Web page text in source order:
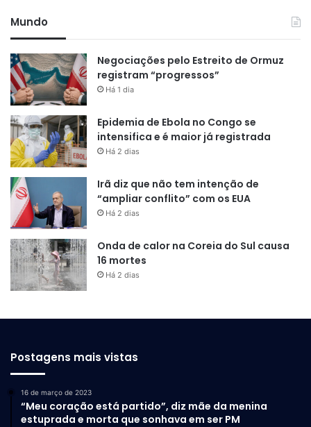
Mundo
Negociações pelo Estreito de Ormuz
registram “progressos”
Há 1 dia
Epidemia de Ebola no Congo se
intensifica e é maior já registrada
Há 2 dias
Irã diz que não tem intenção de
“ampliar conflito” com os EUA
Há 2 dias
Onda de calor na Coreia do Sul causa
16 mortes
Há 2 dias
Postagens mais vistas
16 de março de 2023
“Meu coração está partido”, diz mãe da menina
estuprada e morta que sonhava em ser PM